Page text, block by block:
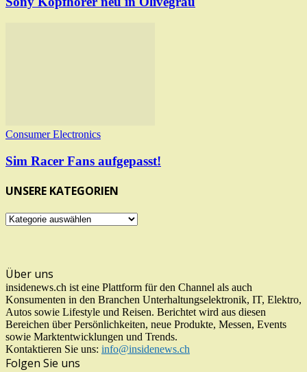
Consumer Electronics
Sim Racer Fans aufgepasst!
UNSERE KATEGORIEN
UNSERE
Über uns
insidenews.ch ist eine Plattform für den Channel als auch
Konsumenten in den Branchen Unterhaltungselektronik, IT, Elektro,
Autos sowie Lifestyle und Reisen. Berichtet wird aus diesen
Bereichen über Persönlichkeiten, neue Produkte, Messen, Events
sowie Marktentwicklungen und Trends.
Kontaktieren Sie uns: info@insidenews.ch
Folgen Sie uns